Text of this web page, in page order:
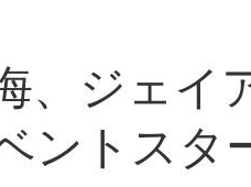
、ジェイ
ントスタ